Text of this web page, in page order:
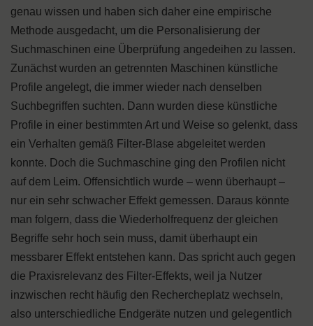
genau wissen und haben sich daher eine empirische
Methode ausgedacht, um die Personalisierung der
Suchmaschinen eine Überprüfung angedeihen zu lassen.
Zunächst wurden an getrennten Maschinen künstliche
Profile angelegt, die immer wieder nach denselben
Suchbegriffen suchten. Dann wurden diese künstliche
Profile in einer bestimmten Art und Weise so gelenkt, dass
ein Verhalten gemäß Filter-Blase abgeleitet werden
konnte. Doch die Suchmaschine ging den Profilen nicht
auf dem Leim. Offensichtlich wurde – wenn überhaupt –
nur ein sehr schwacher Effekt gemessen. Daraus könnte
man folgern, dass die Wiederholfrequenz der gleichen
Begriffe sehr hoch sein muss, damit überhaupt ein
messbarer Effekt entstehen kann. Das spricht auch gegen
die Praxisrelevanz des Filter-Effekts, weil ja Nutzer
inzwischen recht häufig den Rechercheplatz wechseln,
also unterschiedliche Endgeräte nutzen und gelegentlich